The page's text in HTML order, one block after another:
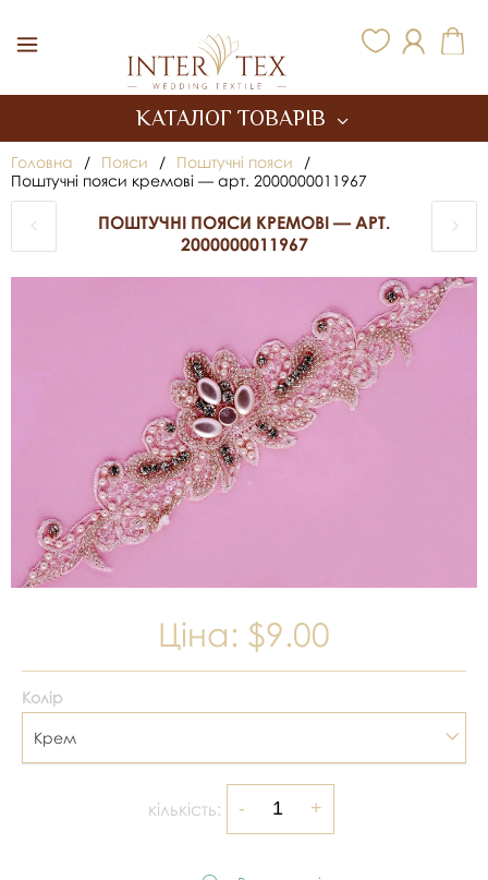
КАТАЛОГ ТОВАРІВ
Головна / Пояси / Поштучні пояси
/
Поштучні пояси кремові — арт. 2000000011967
ПОШТУЧНІ ПОЯСИ КРЕМОВІ — АРТ.
2000000011967
Ціна: $9.00
Колір
Крем
кількість: